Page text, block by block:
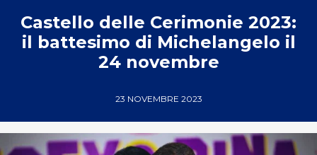
Castello delle Cerimonie 2023:
il battesimo di Michelangelo il
24 novembre
23 NOVEMBRE 2023